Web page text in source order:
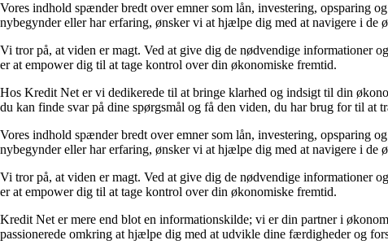
Vores indhold spænder bredt over emner som lån, investering, opsparing
nybegynder eller har erfaring, ønsker vi at hjælpe dig med at navigere i de
Vi tror på, at viden er magt. Ved at give dig de nødvendige informationer
er at empower dig til at tage kontrol over din økonomiske fremtid.
Hos Kredit Net er vi dedikerede til at bringe klarhed og indsigt til din
du kan finde svar på dine spørgsmål og få den viden, du har brug for til at
Vores indhold spænder bredt over emner som lån, investering, opsparing
nybegynder eller har erfaring, ønsker vi at hjælpe dig med at navigere i de
Vi tror på, at viden er magt. Ved at give dig de nødvendige informationer
er at empower dig til at tage kontrol over din økonomiske fremtid.
Kredit Net er mere end blot en informationskilde; vi er din partner i
passionerede omkring at hjælpe dig med at udvikle dine færdigheder og